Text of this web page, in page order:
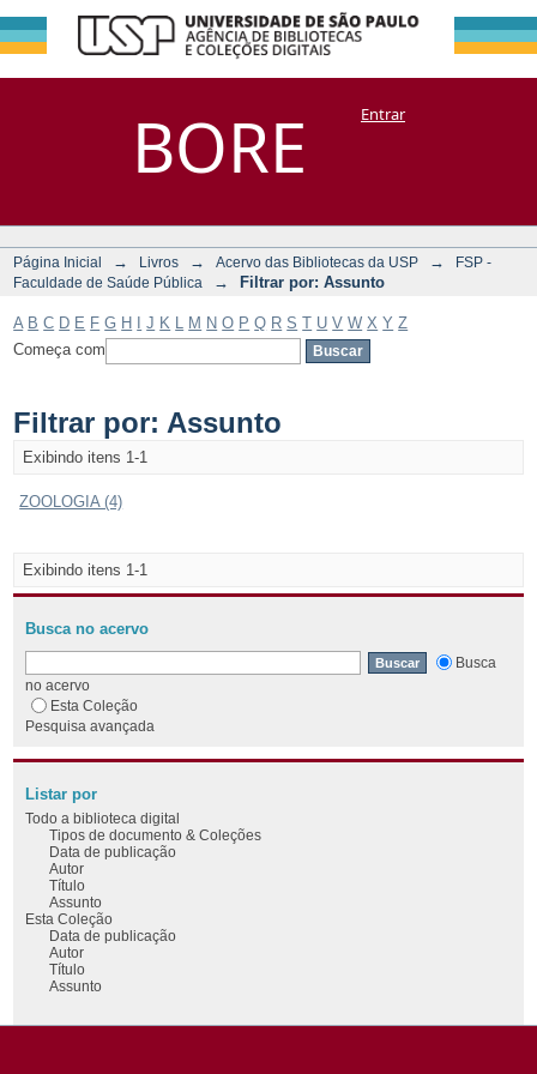
BORE
Filtrar por:
Assunto
DSpace/Manakin + CoriscoEntrar
Página Inicial → Livros → Acervo das Bibliotecas da USP →
FSP -
Faculdade de Saúde Pública
→ Filtrar por: Assunto
A B C D E F G H J K M N O P Q R S T U V W X Y Z
Começa com
Filtrar por: Assunto
Exibindo itens 1-1
ZOOLOGIA (4)
Exibindo itens 1-1
Busca no acervo
Busca
no acervo
Esta Coleção
Pesquisa avançada
Listar por
Todo a biblioteca digital
Tipos de documento & Coleções
Data de publicação
Autor
Título
Assunto
Esta Coleção
Data de publicação
Autor
Título
Assunto